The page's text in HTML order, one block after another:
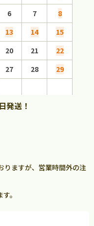
6 7
8
13 14
15
20 21
22
27 28
29
発送！
りますが、営業時間外の注
。